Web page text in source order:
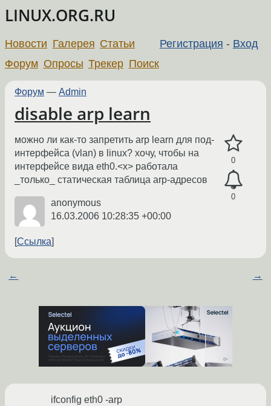
LINUX.ORG.RU
Регистрация - Вход
Новости Галерея Статьи
Форум Опросы Трекер Поиск
Форум — Admin
disable arp learn
0
0
можно ли как-то запретить arp learn для под-
интерфейса (vlan) в linux? хочу, чтобы на
интерфейсе вида eth0.<x> работала
_только_ статическая таблица arp-адресов
anonymous
16.03.2006 10:28:35 +00:00
Ссылка
← →
ifconfig eth0 -arp